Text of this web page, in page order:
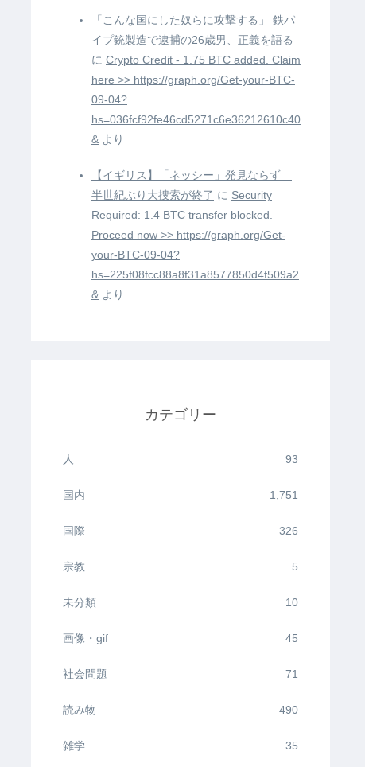
「こんな国にした奴らに攻撃する」 鉄パ
イプ銃製造で逮捕の26歳男、正義を語る
に Crypto Credit - 1.75 BTC added. Claim
here >> https://graph.org/Get-your-BTC-
09-04?
hs=036fcf92fe46cd5271c6e36212610c40
& より
【イギリス】「ネッシー」発見ならず
半世紀ぶり大捜索が終了 に Security
Required: 1.4 BTC transfer blocked.
Proceed now >> https://graph.org/Get-
your-BTC-09-04?
hs=225f08fcc88a8f31a8577850d4f509a2
& より
カテゴリー
人 93
国内 1,751
国際 326
宗教 5
未分類 10
画像・gif 45
社会問題 71
読み物 490
雑学 35